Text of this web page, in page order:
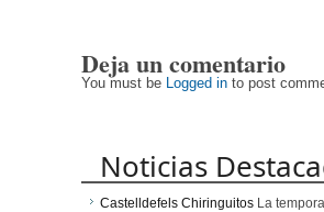
Deja un comentario
You must be Logged in to post
Noticias
Castelldefels Chiringuitos La